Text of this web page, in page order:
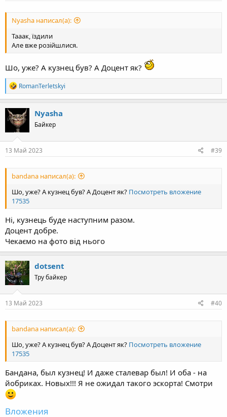
Nyasha написал(а):
Тааак, їздили
Але вже розійшлися.
Шо, уже? А кузнец був? А Доцент як?
R
e
a
c
t
i
o
n
s
RomanTerletskyi
Nyasha
Байкер
13 Май 2023 #39
bandana написал(а):
Шо, уже? А кузнец був? А Доцент як? Посмотреть вложение
17535
Ні, кузнець буде наступним разом.
Доцент добре.
Чекаємо на фото від нього
dotsent
Тру байкер
13 Май 2023 #40
bandana написал(а):
Шо, уже? А кузнец був? А Доцент як? Посмотреть вложение
17535
Бандана, был кузнец! И даже сталевар был! И оба - на
йобриках. Новых!!! Я не ожидал такого эскорта! Смотри
Вложения